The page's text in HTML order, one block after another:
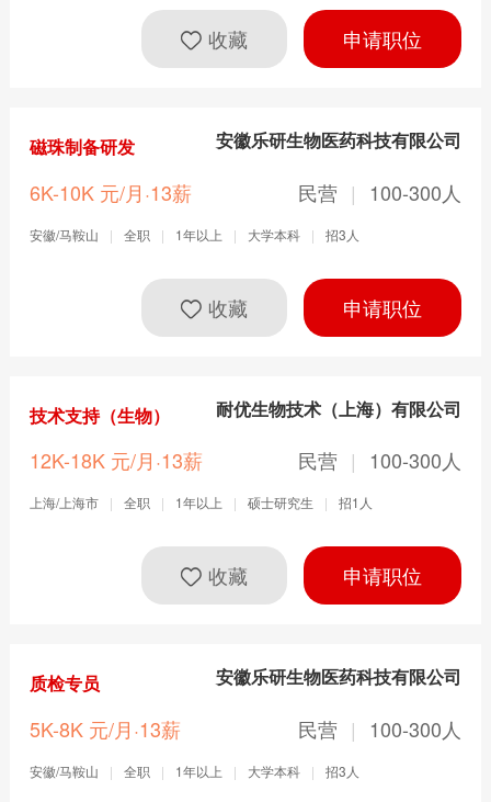
收藏 申请职位
安徽乐研生物医药科技有限公司
磁珠制备研发
民营 | 100-300人
6K-10K 元/月·13薪
安徽/马鞍山 | 全职 | 1年以上 | 大学本科 | 招3人
收藏 申请职位
耐优生物技术（上海）有限公司
技术支持（生物）
民营 | 100-300人
12K-18K 元/月·13薪
上海/上海市 | 全职 | 1年以上 | 硕士研究生 | 招1人
收藏 申请职位
安徽乐研生物医药科技有限公司
质检专员
民营 | 100-300人
5K-8K 元/月·13薪
安徽/马鞍山 | 全职 | 1年以上 | 大学本科 | 招3人